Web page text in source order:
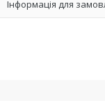
Інформація для